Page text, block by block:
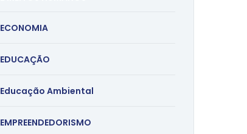
ECONOMIA
EDUCAÇÃO
Educação Ambiental
EMPREENDEDORISMO